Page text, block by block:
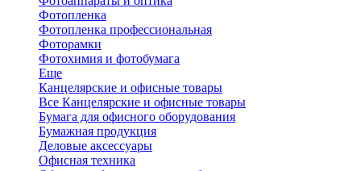
Фотопленка
Фотопленка профессиональная
Фоторамки
Фотохимия и фотобумага
Еще
Канцелярские и офисные товары
Все Канцелярские и офисные товары
Бумага для офисного оборудования
Бумажная продукция
Деловые аксессуары
Офисная техника